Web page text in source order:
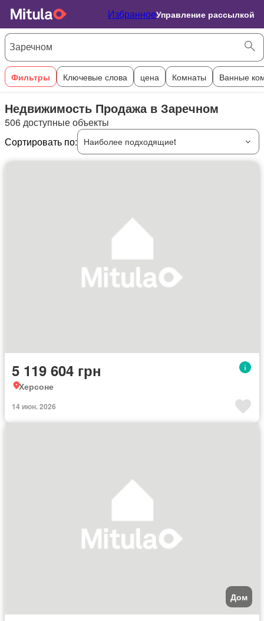
ИзбранноеУправление рассылкой
Фильтры Ключевые слова цена Комнаты Ванные
Недвижимость Продажа в Заречном
506 доступные объекты
Сортировать по:
Наиболее подходящиеt
5 119 604 грн
Херсоне
14 июн. 2026
Дом